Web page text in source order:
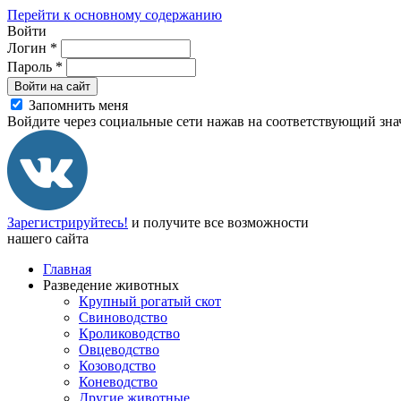
Перейти к основному содержанию
Войти
Логин *
Пароль *
Войти на сайт
Запомнить меня
Войдите через социальные сети нажав на соответствующий
Зарегистрируйтесь! и получите все возможности
нашего сайта
Главная
Разведение животных
Крупный рогатый скот
Свиноводство
Кролиководство
Овцеводство
Козоводство
Коневодство
Другие животные